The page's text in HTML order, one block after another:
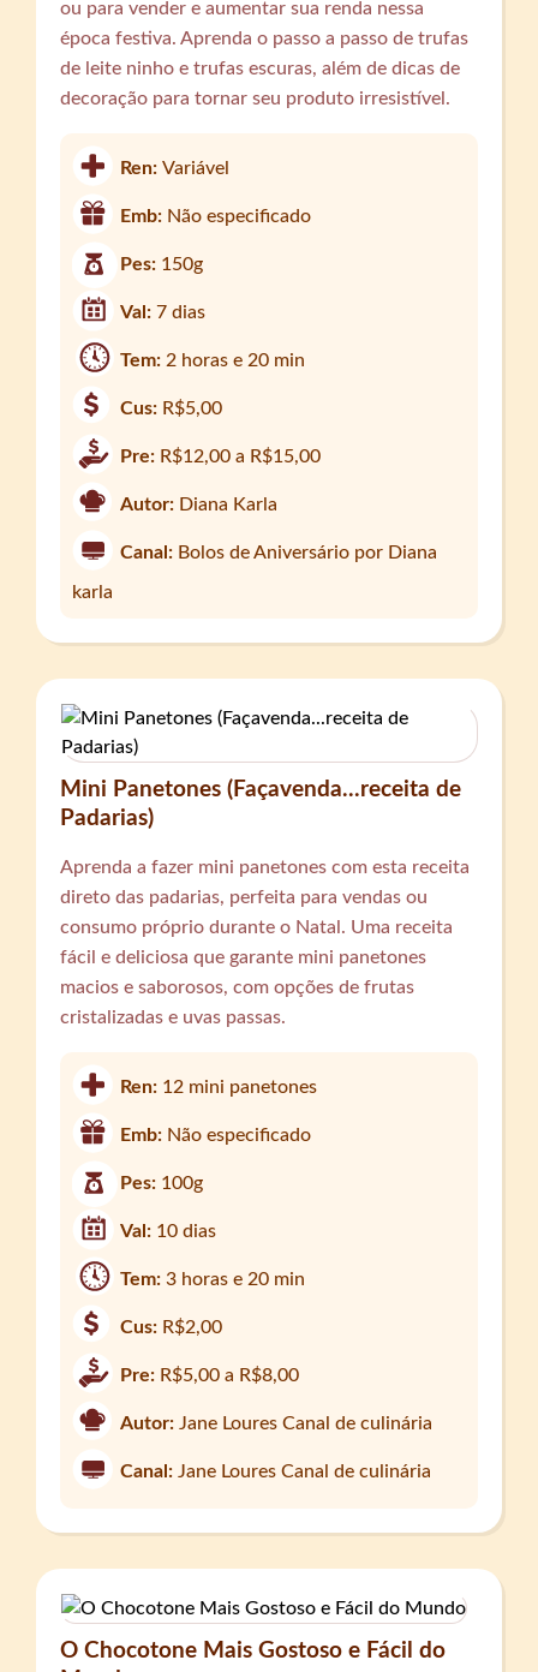
ou para vender e aumentar sua renda nessa
época festiva. Aprenda o passo a passo de trufas
de leite ninho e trufas escuras, além de dicas de
decoração para tornar seu produto irresistível.
Ren:Variável
Emb: Não especificado
Pes: 150g
Val:7 dias
Tem: 2 horas e 20 min
Cus: R$5,00
Pre: R$12,00 a R$15,00
Autor: Diana Karla
Canal: Bolos de Aniversário por Diana
karla
Mini Panetones (Façavenda...receita de
Padarias)
Aprenda a fazer mini panetones com esta receita
direto das padarias, perfeita para vendas ou
consumo próprio durante o Natal. Uma receita
fácil e deliciosa que garante mini panetones
macios e saborosos, com opções de frutas
cristalizadas e uvas passas.
Ren: 12 mini panetones
Emb: Não especificado
Pes: 100g
Val: 10 dias
Tem:3 horas e 20 min
Cus: R$2,00
Pre: R$5,00 a R$8,00
Autor: Jane Loures Canal de culinária
Canal: Jane Loures Canal de culinária
O Chocotone Mais Gostoso e Fácil do